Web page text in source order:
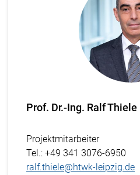
Prof. Dr.-Ing. Ralf Thiele
Projektmitarbeiter
Tel.: +49 341 3076-6950
ralf.thiele@htwk-leipzig.de